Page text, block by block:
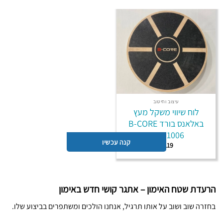
עיצוב וחיטוב
לוח שיווי משקל מעץ
באלאנס בורד B-CORE
LBB-1006
119 קנה עכשיו
הרעדת שטח האימון – אתגר קושי חדש באימון
בחזרה שוב ושוב על אותו תרגיל, אנחנו הולכים ומשתפרים בביצוע שלו.